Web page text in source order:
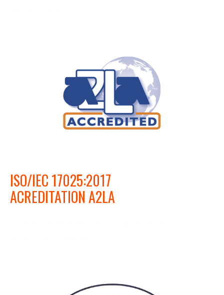
ISO/IEC 17025:2017
ACREDITATION A2LA